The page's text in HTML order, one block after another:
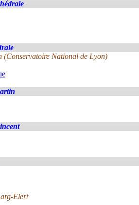
(Conservatoire National de Lyon)
Elert